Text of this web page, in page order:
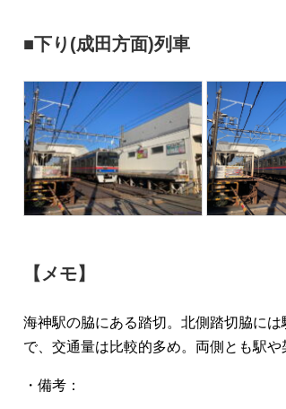
■下り(成田方面)列車
【メモ】
海神駅の脇にある踏切。北側踏切脇に
で、交通量は比較的多め。両側とも駅
・備考：